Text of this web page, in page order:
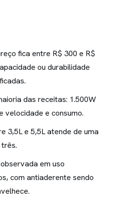
fica entre R$ 300 e R$
ou durabilidade
das receitas: 1.500W
e consumo.
3,5L e 5,5L atende de uma
em uso
com antiaderente sendo